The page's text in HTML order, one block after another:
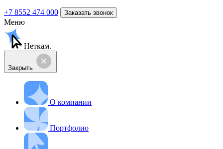
+7 8552 474 000 Заказать звонок
Меню
Неткам.
Закрыть
О компании
Портфолио